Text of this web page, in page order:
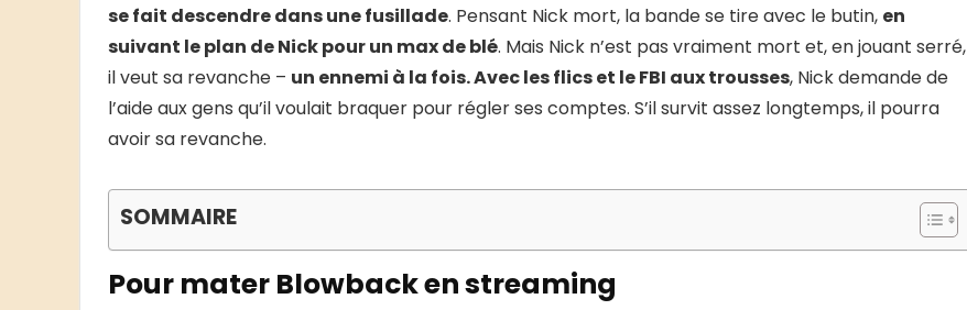
se fait descendre dans une fusillade. Pensant Nick mort, la bande se tire avec le butin, en
suivant le plan de Nick pour un max de blé. Mais Nick n’est pas vraiment mort et, en jouant serré,
il veut sa revanche – un ennemi à la fois. Avec les flics et le FBI aux trousses, Nick demande de
l’aide aux gens qu’il voulait braquer pour régler ses comptes. S’il survit assez longtemps, il pourra
avoir sa revanche.
SOMMAIRE
Pour mater Blowback en streaming